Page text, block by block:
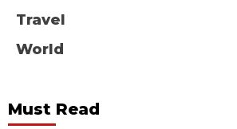
Travel
World
Must Read